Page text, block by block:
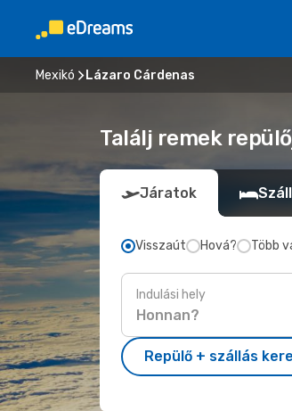
Mexikó Lázaro Cárdenas
Találj remek
Járatok
Visszaút Hová? Több
Indulási hely
Repülő + szállás